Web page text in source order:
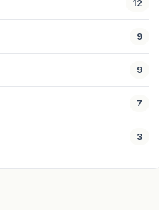
12
9
9
7
3